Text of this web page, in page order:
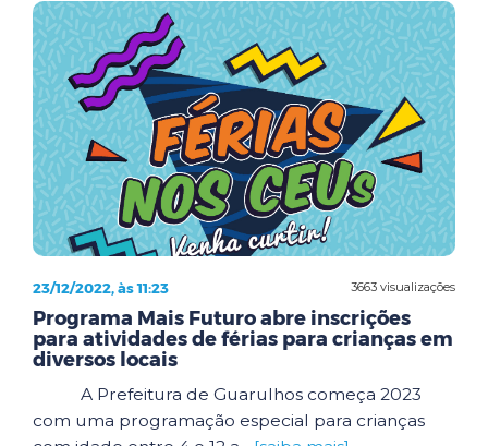
3663 visualizações
23/12/2022, às 11:23
Programa Mais Futuro abre inscrições
para atividades de férias para crianças em
diversos locais
A Prefeitura de Guarulhos começa 2023
com uma programação especial para crianças